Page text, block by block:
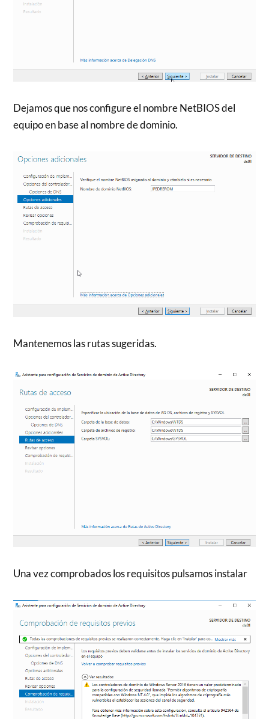
Dejamos que nos configure el nombre NetBIOS del
equipo en base al nombre de dominio.
Mantenemos las rutas sugeridas.
Una vez comprobados los requisitos pulsamos instalar